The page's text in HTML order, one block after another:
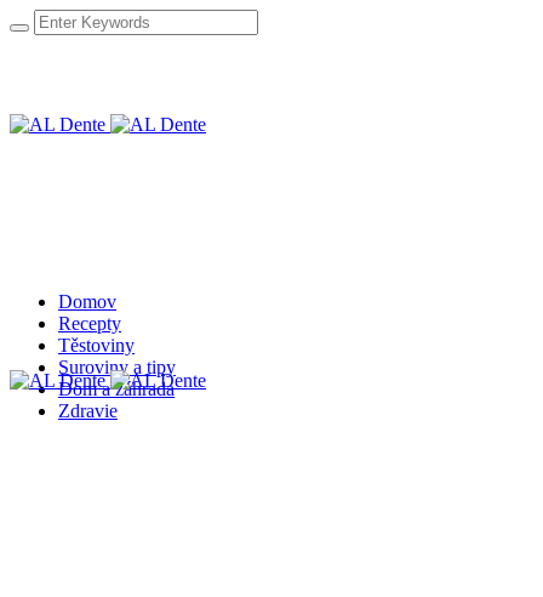
Domov
Recepty
Těstoviny
Suroviny a tipy
Dom a záhrada
Zdravie